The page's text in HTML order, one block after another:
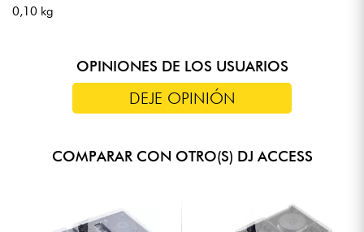
0,10 kg
OPINIONES DE LOS USUARIOS
DEJE OPINIÓN
COMPARAR CON OTRO(S) DJ ACCESS